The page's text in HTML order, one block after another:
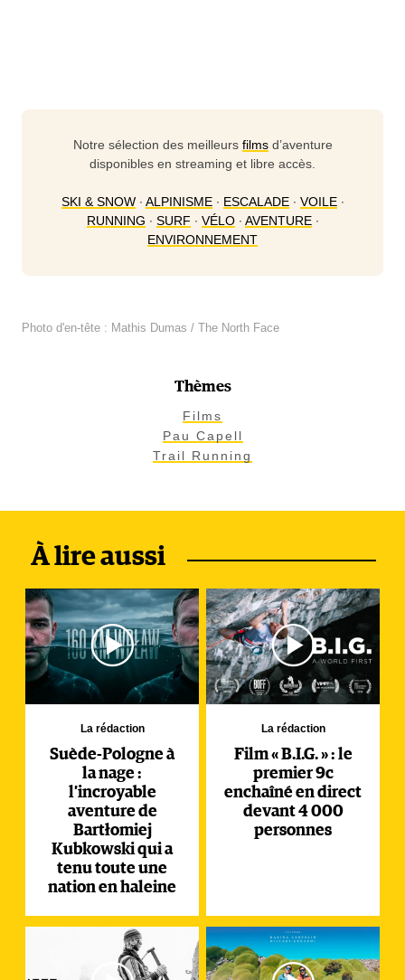
Notre sélection des meilleurs filmsd’aventure
disponibles en streaming et libre accès.
SKI & SNOW∙ ALPINISME∙ ESCALADE∙ VOILE∙
RUNNING ∙ SURF ∙ VÉLO∙ AVENTURE∙
ENVIRONNEMENT
Photo d'en-tête : Mathis Dumas / The North Face
Thèmes
Films
Pau Capell
Trail Running
À lire aussi
La rédaction
Suède-Pologne à
la nage :
l’incroyable
aventure de
Bartłomiej
Kubkowski qui a
tenu toute une
nation en haleine
La rédaction
Film « B.I.G. » : le
premier 9c
enchaîné en direct
devant 4 000
personnes